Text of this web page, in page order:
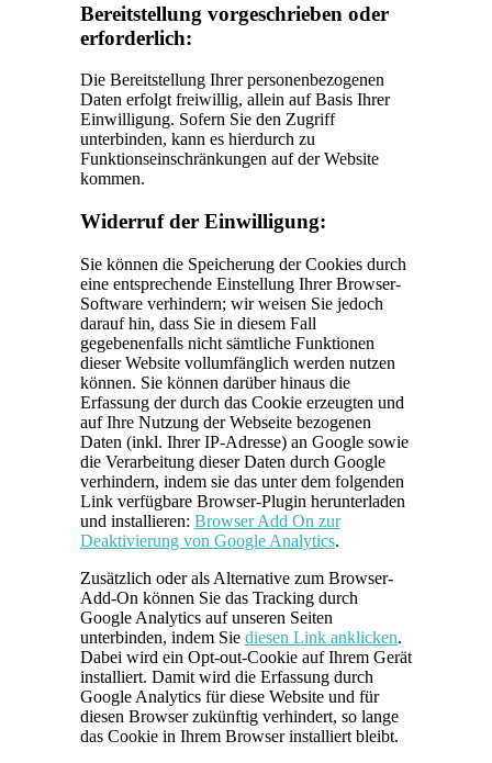
Bereitstellung vorgeschrieben oder
erforderlich:
Die Bereitstellung Ihrer personenbezogenen
Daten erfolgt freiwillig, allein auf Basis Ihrer
Einwilligung. Sofern Sie den Zugriff
unterbinden, kann es hierdurch zu
Funktionseinschränkungen auf der Website
kommen.
Widerruf der Einwilligung:
Sie können die Speicherung der Cookies durch
eine entsprechende Einstellung Ihrer Browser-
Software verhindern; wir weisen Sie jedoch
darauf hin, dass Sie in diesem Fall
gegebenenfalls nicht sämtliche Funktionen
dieser Website vollumfänglich werden nutzen
können. Sie können darüber hinaus die
Erfassung der durch das Cookie erzeugten und
auf Ihre Nutzung der Webseite bezogenen
Daten (inkl. Ihrer IP-Adresse) an Google sowie
die Verarbeitung dieser Daten durch Google
verhindern, indem sie das unter dem folgenden
Link verfügbare Browser-Plugin herunterladen
und installieren: Browser Add On zur
Deaktivierung von Google Analytics.
Zusätzlich oder als Alternative zum Browser-
Add-On können Sie das Tracking durch
Google Analytics auf unseren Seiten
unterbinden, indem Sie diesen Link anklicken.
Dabei wird ein Opt-out-Cookie auf Ihrem Gerät
installiert. Damit wird die Erfassung durch
Google Analytics für diese Website und für
diesen Browser zukünftig verhindert, so lange
das Cookie in Ihrem Browser installiert bleibt.